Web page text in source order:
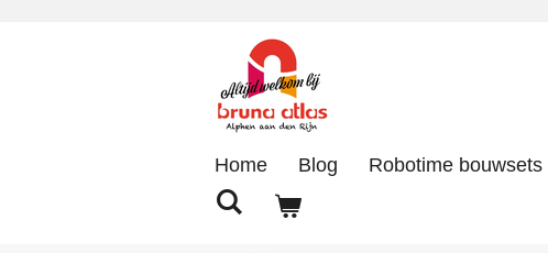
Home Blog Robotime bouwsets